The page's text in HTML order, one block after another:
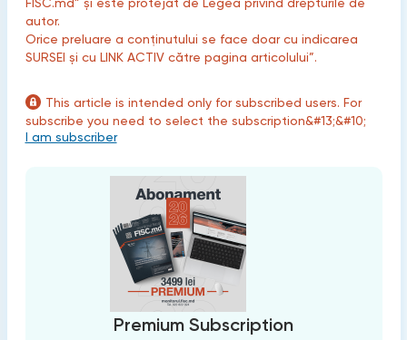
autor.
Orice preluare a conținutului se face doar cu indicarea
SURSEI și cu LINK ACTIV către pagina articolului”.
This article is intended only for subscribed users. For
subscribe you need to select the subscription&#13;&#10;
I am subscriber
Premium Subscription